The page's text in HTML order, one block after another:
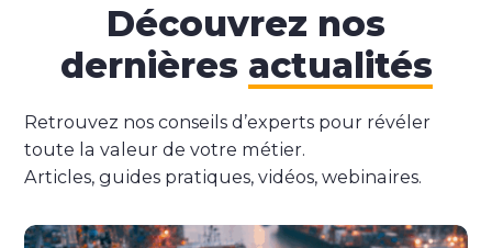
Découvrez nos
dernières actualités
Retrouvez nos conseils d’experts pour révéler
toute la valeur de votre métier.
Articles, guides pratiques, vidéos, webinaires.